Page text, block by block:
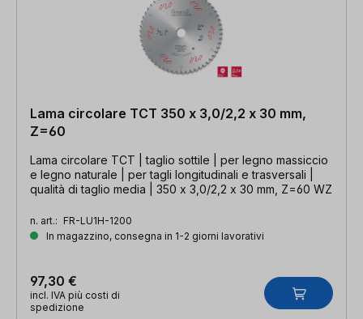
Lama circolare TCT 350 x 3,0/2,2 x 30 mm,
Z=60
Lama circolare TCT | taglio sottile | per legno massiccio
e legno naturale | per tagli longitudinali e trasversali |
qualità di taglio media | 350 x 3,0/2,2 x 30 mm, Z=60 WZ
n. art.: FR-LU1H-1200
In magazzino, consegna in 1-2 giorni lavorativi
97,30 €
incl. IVA più costi di
spedizione